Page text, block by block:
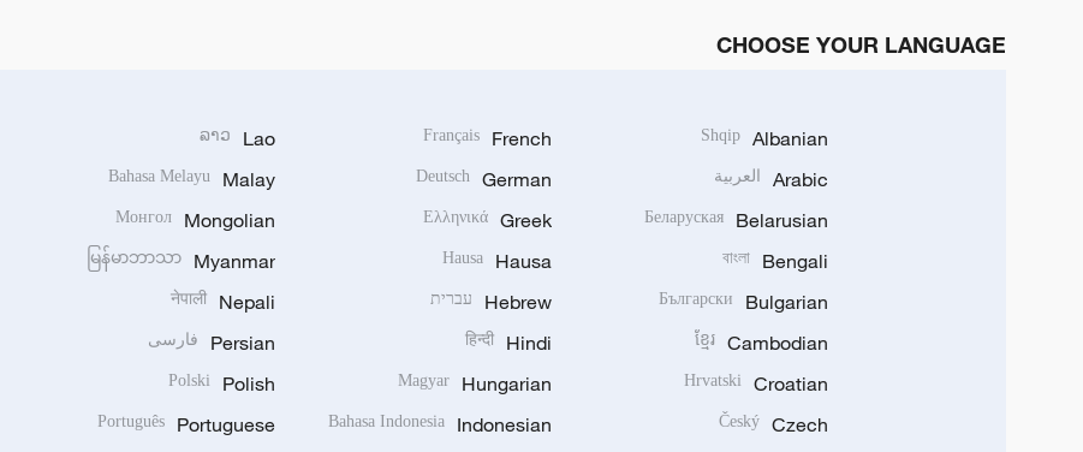
CHOOSE YOUR LANGUAGE
Albanian
Shqip
Arabic العربية
Belarusian
Беларуская
Bengali
বাংলা
Bulgarian
Български
Cambodian
ខ្មែរ
Croatian
Hrvatski
Czech
Český
French
Français
German
Deutsch
Greek
Ελληνικά
Hausa
Hausa
Hebrew עברית
Hindi
हिन्दी
Hungarian
Magyar
Indonesian
Bahasa Indonesia
Lao
ລາວ
Malay
Bahasa Melayu
Mongolian
Монгол
Myanmar
မြန်မာဘာသာ
Nepali
नेपाली
Persian فارسی
Polish
Polski
Portuguese
Português